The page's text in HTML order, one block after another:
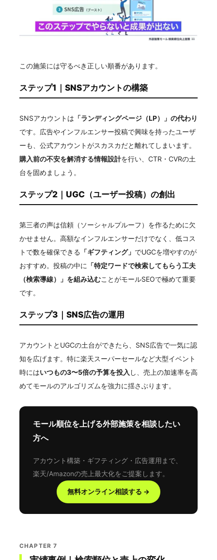
この施策には守るべき正しい順番があります。
ステップ1｜SNSアカウントの構築
SNSアカウントは 「ランディングページ（LP）」の代わり
です。広告やインフルエンサー投稿で興味を持ったユーザ
ーも、公式アカウントがスカスカだと離れてしまいます。
購入前の不安を解消する情報設計を行い、CTR・CVRの土
台を固めましょう。
ステップ2｜UGC（ユーザー投稿）の創出
第三者の声は信頼（ソーシャルプルーフ）を作るために欠
かせません。高額なインフルエンサーだけでなく、低コス
トで数を確保できる 「ギフティング」 でUGCを増やすのが
おすすめ。投稿の中に 「特定ワードで検索してもらう工夫
（検索導線）」を組み込むことがモールSEOで極めて重要
です。
ステップ3｜SNS広告の運用
アカウントとUGCの土台ができたら、SNS広告で一気に認
知を広げます。特に楽天スーパーセールなど大型イベント
時にはいつもの3〜5倍の予算を投入 し、売上の加速率を高
めてモールのアルゴリズムを強力に揺さぶります。
モール順位を上げる外部施策を相談したい
方へ
アカウント構築・ギフティング・広告運用まで、
楽天/Amazonの売上最大化をご提案します。
無料オンライン相談する →
CHAPTER 7